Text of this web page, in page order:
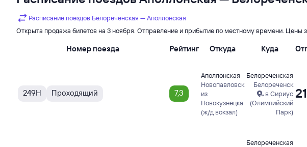
Расписание поездов Белореченская — Аполлонская
Открыта продажа билетов на 3 ноября. Отправление и прибытие по местному времени. Цены
Номер поезда Рейтинг Откуда Куда
249Н Проходящий 7,3
Аполлонская
Новопавловск
из
Новокузнецка
(ж/д вокзал)
Белореченская
Белореченск
в Сириус
(Олимпийский
Парк)
Белореченская